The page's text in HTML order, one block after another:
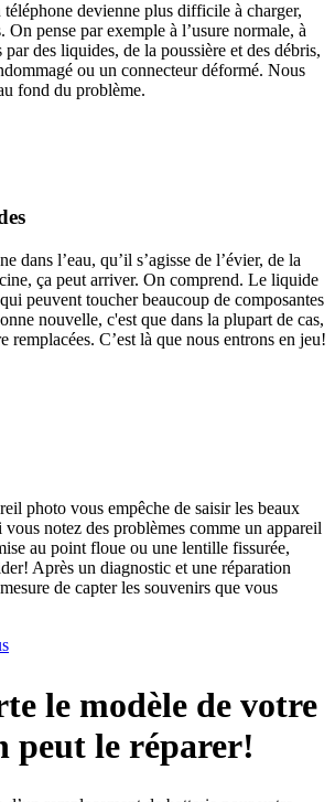
devienne plus difficile à charger,
On pense par exemple à l’usure normale, à
par des liquides, de la poussière et des débris,
ou un connecteur déformé. Nous
fond du problème.
dans l’eau, qu’il s’agisse de l’évier, de la
ça peut arriver. On comprend. Le liquide
peuvent toucher beaucoup de composantes
nouvelle, c'est que dans la plupart de cas,
remplacées. C’est là que nous entrons en jeu!
photo vous empêche de saisir les beaux
notez des problèmes comme un appareil
au point floue ou une lentille fissurée,
Après un diagnostic et une réparation
de capter les souvenirs que vous
le modèle de votre
peut le réparer!